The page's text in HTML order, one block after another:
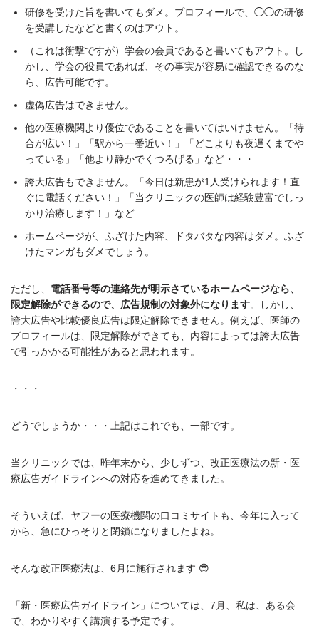
研修を受けた旨を書いてもダメ。プロフィールで、◯◯の研修
を受講したなどと書くのはアウト。
（これは衝撃ですが）学会の会員であると書いてもアウト。し
かし、学会の役員であれば、その事実が容易に確認できるのな
ら、広告可能です。
虚偽広告はできません。
他の医療機関より優位であることを書いてはいけません。「待
合が広い！」「駅から一番近い！」「どこよりも夜遅くまでや
っている」「他より静かでくつろげる」など・・・
誇大広告もできません。「今日は新患が1人受けられます！直
ぐに電話ください！」「当クリニックの医師は経験豊富でしっ
かり治療します！」など
ホームページが、ふざけた内容、ドタバタな内容はダメ。ふざ
けたマンガもダメでしょう。
ただし、 電話番号等の連絡先が明示さているホームページなら、
限定解除ができるので、広告規制の対象外になります。しかし、
誇大広告や比較優良広告は限定解除できません。例えば、医師の
プロフィールは、限定解除ができても、内容によっては誇大広告
で引っかかる可能性があると思われます。
・・・
どうでしょうか・・・上記はこれでも、一部です。
当クリニックでは、昨年末から、少しずつ、改正医療法の新・医
療広告ガイドラインへの対応を進めてきました。
そういえば、ヤフーの医療機関の口コミサイトも、今年に入って
から、急にひっそりと閉鎖になりましたよね。
そんな改正医療法は、6月に施行されます 😎
「新・医療広告ガイドライン」については、7月、私は、ある会
で、わかりやすく講演する予定です。